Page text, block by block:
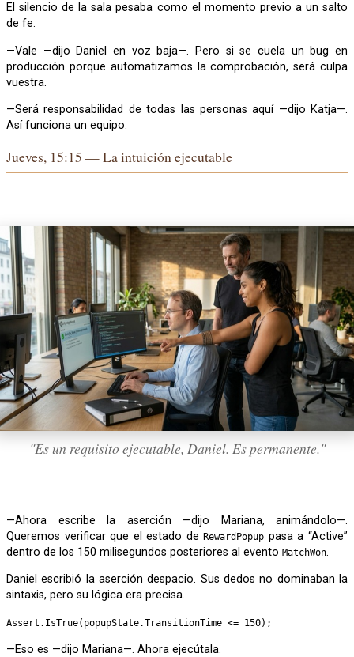
El silencio de la sala pesaba como el momento previo a un salto
de fe.
—Vale —dijo Daniel en voz baja—. Pero si se cuela un bug en
producción porque automatizamos la comprobación, será culpa
vuestra.
—Será responsabilidad de todas las personas aquí —dijo Katja—.
Así funciona un equipo.
Jueves, 15:15 — La intuición ejecutable
"Es un requisito ejecutable, Daniel. Es permanente."
—Ahora escribe la aserción —dijo Mariana, animándolo—.
Queremos verificar que el estado deRewardPopup pasa a “Active”
dentro de los 150 milisegundos posteriores al evento MatchWon.
Daniel escribió la aserción despacio. Sus dedos no dominaban la
sintaxis, pero su lógica era precisa.
Assert.IsTrue(popupState.TransitionTime <= 150);
—Eso es —dijo Mariana—. Ahora ejecútala.